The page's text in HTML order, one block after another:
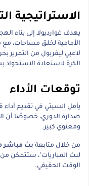
الاستراتيجية
يهدف غوارديولا إلى بناء
الأمامية لخلق مساحات،
لاعبي ليفربول من التمرير
الكرة لاستعادة الاستحواذ
توقعات الأداء
يأمل السيتي في تقديم
صدارة الدوري، خصوصًا أن
ومعنوي كبير.
من خلال متابعة بث مباشر
لبث المباريات"، ستتمكن
الوقت الحقيقي.